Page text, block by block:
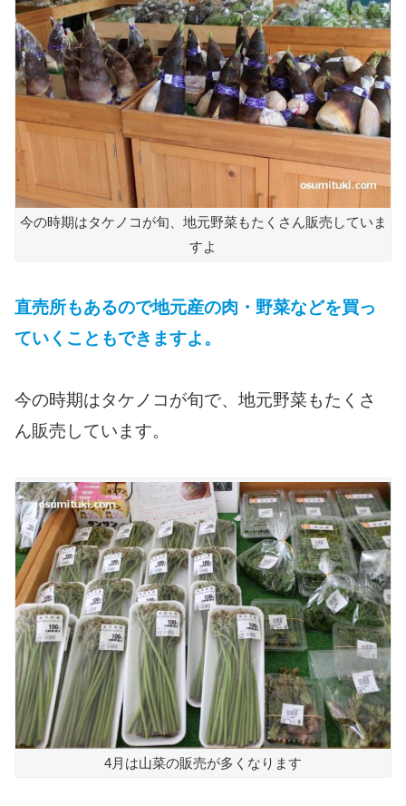
今の時期はタケノコが旬、地元野菜もたくさん販売していま
すよ
直売所もあるので地元産の肉・野菜などを買っ
ていくこともできますよ。
今の時期はタケノコが旬で、地元野菜もたくさ
ん販売しています。
4月は山菜の販売が多くなります